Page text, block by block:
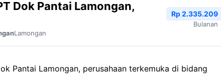
Dok Pantai Lamongan,
Lamongan
Rp 2.335.209
Bulanan
Pantai Lamongan, perusahaan terkemuka di bidang